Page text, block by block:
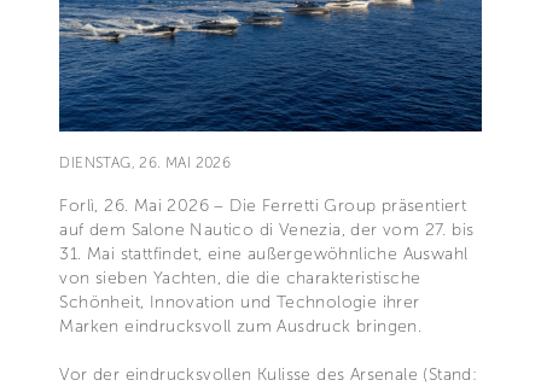
DIENSTAG, 26. MAI 2026
Forlì, 26. Mai 2026 – Die Ferretti Group präsentiert
auf dem Salone Nautico di Venezia, der vom 27. bis
31. Mai stattfindet, eine außergewöhnliche Auswahl
von sieben Yachten, die die charakteristische
Schönheit, Innovation und Technologie ihrer
Marken eindrucksvoll zum Ausdruck bringen.
Vor der eindrucksvollen Kulisse des Arsenale (Stand: